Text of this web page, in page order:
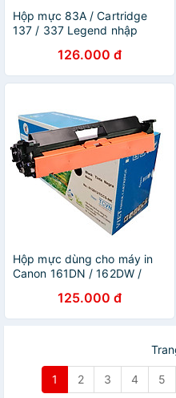
Hộp mực 83A / Cartridge
137 / 337 Legend nhập
M125A - Canon MF211,
MF212W, MF221D, MF215,
MF217W, 151DW, MF240,
126.000 đ
Hộp mực dùng cho máy in
Canon 161DN / 162DW /
MF266DN / MF269DW (Có
VAT) hàng chính hãng
125.000 đ
1 2 3 4 5